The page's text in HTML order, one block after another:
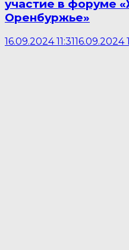
участие в форуме
Оренбуржье»
16.09.2024 11:3116.09.2024